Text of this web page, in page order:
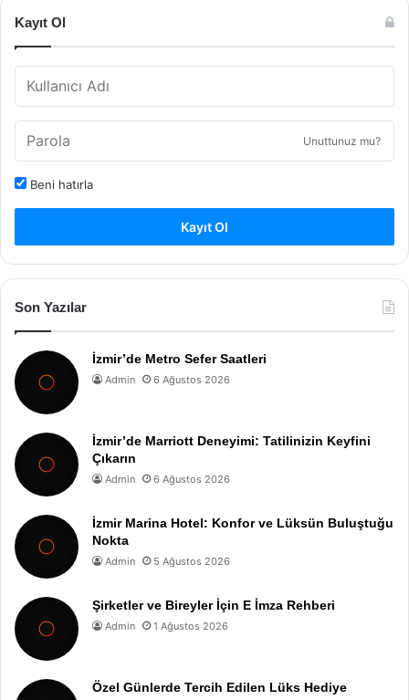
Kayıt Ol
Unuttunuz mu?
Beni hatırla
Kayıt Ol
Son Yazılar
İzmir’de Metro Sefer Saatleri
Admin 6 Ağustos 2026
İzmir’de Marriott Deneyimi: Tatilinizin Keyfini
Çıkarın
Admin 6 Ağustos 2026
İzmir Marina Hotel: Konfor ve Lüksün Buluştuğu
Nokta
Admin 5 Ağustos 2026
Şirketler ve Bireyler İçin E İmza Rehberi
Admin 1 Ağustos 2026
Özel Günlerde Tercih Edilen Lüks Hediye